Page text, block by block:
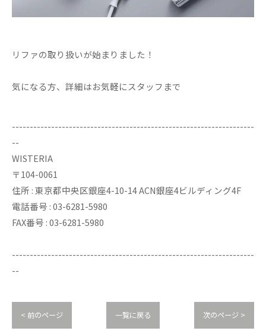
リファの取り扱いが始まりました！
気になる方、詳細はお気軽にスタッフまで
--------------------------------------------------------------------
--
WISTERIA
〒104-0061
住所 : 東京都中央区銀座4-10-14 ACN銀座4ビルディング4F
電話番号 : 03-6281-5980
FAX番号 : 03-6281-5980
--------------------------------------------------------------------
--
< 前のページ 一覧に戻る 次のページ >